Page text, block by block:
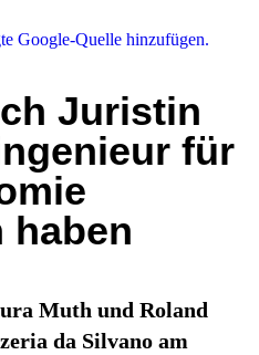
Google-Quelle hinzufügen.
Juristin
für
haben
Muth und Roland
da Silvano am